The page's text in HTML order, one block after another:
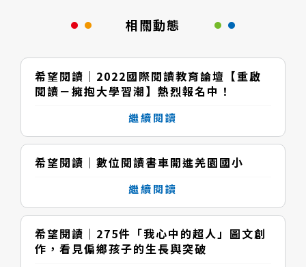
相關動態
希望閱讀｜2022國際閱讀教育論壇【重啟
閱讀－擁抱大學習潮】熱烈報名中！
繼續閱讀
希望閱讀｜數位閱讀書車開進羌園國小
繼續閱讀
希望閱讀｜275件「我心中的超人」圖文創
作，看見偏鄉孩子的生長與突破